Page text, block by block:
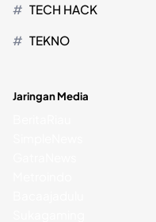
TECH HACK
TEKNO
Jaringan Media